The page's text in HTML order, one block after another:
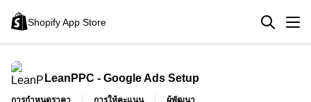
Shopify App Store
LeanPPC ‑ Google Ads Setup
การกำหนดราคา
การให้คะแนน
ผู้พัฒนา